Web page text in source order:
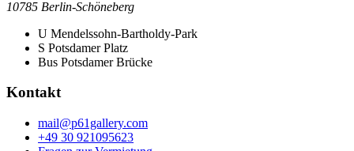
10785 Berlin-Schöneberg
U Mendelssohn-Bartholdy-Park
S Potsdamer Platz
Bus Potsdamer Brücke
Kontakt
mail@p61gallery.com
+49 30 921095623